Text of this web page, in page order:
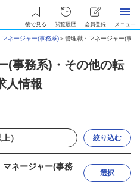
後で見る 閲覧履歴 会員登録 メニュー
マネージャー(事務系)＞管理職・マネージャー(事
(事務系)・その他の転
人情報
絞り込む
マネージャー(事務
選択